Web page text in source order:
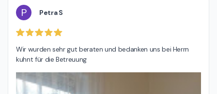
P Petra S
Wir wurden sehr gut beraten und bedanken uns bei Herrn
kuhnt für die Betreuung